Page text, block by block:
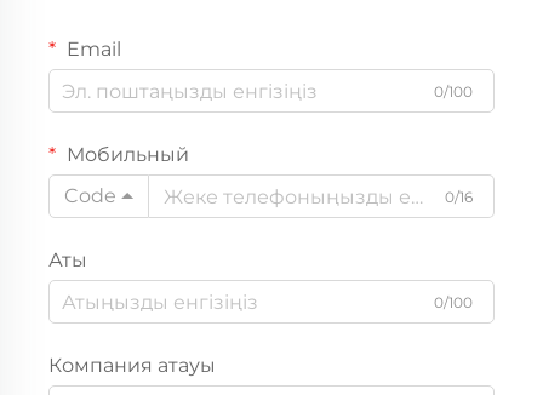
Email
0/100
Мобильный
Code
0/16
Аты
0/100
Компания атауы